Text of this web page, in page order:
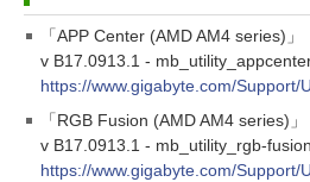
「APP Center (AMD AM4 series)」
v B17.0913.1 -
https://www.gigabyte.com/Support/
「RGB Fusion (AMD AM4 series)」
v B17.0913.1 - mb_utility_rgb-
https://www.gigabyte.com/Support/